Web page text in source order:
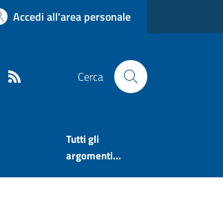
Accedi all'area personale
Cerca
Tutti gli
argomenti...